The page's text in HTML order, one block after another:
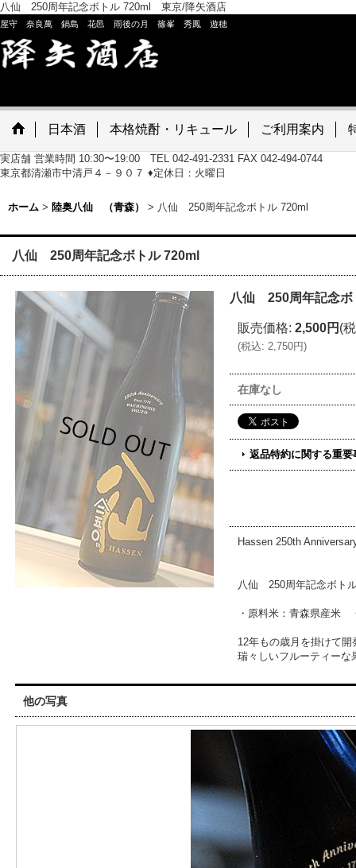
八仙 250周年記念ボトル 720ml 東京/降矢酒店
屋守 奈良萬 鍋島 花邑 雨後の月 篠峯 秀鳳 遊穂
日本酒 本格焼酎・リキュール ご利用案内
実店舗 営業時間 10:30〜19:00 TEL 042-491-2331 FAX 042-494-0744
東京都清瀬市中清戸４－９０７ ♦定休日：火曜日
ホーム > 陸奥八仙 （青森） > 八仙 250周年記念ボトル 720ml
八仙 250周年記念ボトル 720ml
八仙 250周年記念ボ
販売価格: 2,500円 (
(税込: 2,750円)
在庫なし
返品特約に関する重要
Hassen 250th
八仙 250周年記念ボト
・原料米：青森県産米
12年もの歳月を掛けて
瑞々しいフルーティーな
他の写真